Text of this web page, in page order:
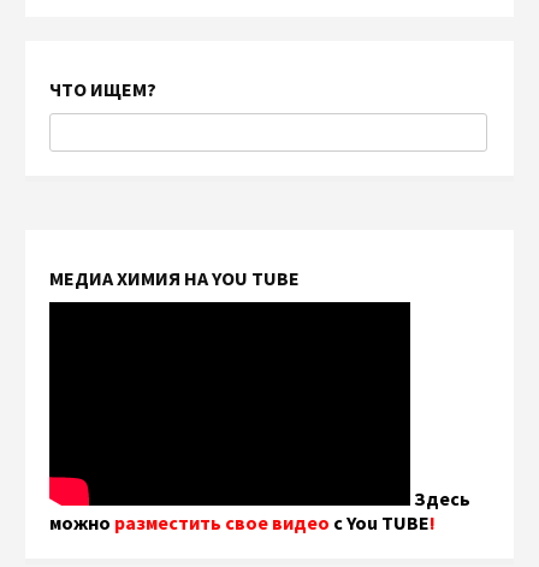
ЧТО ИЩЕМ?
МЕДИА ХИМИЯ НА YOU TUBE
Здесь
можно разместить свое видео с You TUBE!